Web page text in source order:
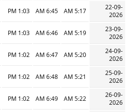
22-09-
2026
5:17 AM
6:45 AM
1:03 PM
23-09-
2026
5:19 AM
6:46 AM
1:03 PM
24-09-
2026
5:20 AM
6:47 AM
1:02 PM
25-09-
2026
5:21 AM
6:48 AM
1:02 PM
26-09-
2026
5:22 AM
6:49 AM
1:02 PM